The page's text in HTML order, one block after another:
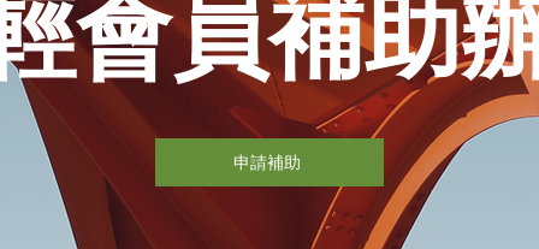
會員補助
申請補助